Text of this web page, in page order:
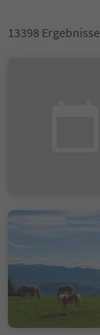
13398 Ergebnisse